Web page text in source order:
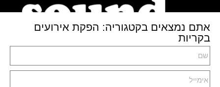
אתם נמצאים בקטגוריה: הפקת אירועים
בקריות